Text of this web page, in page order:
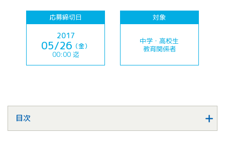
ジア太平洋
地域宇宙機
関会議）宇
宙教育 for
応募締切日
2017
05/26 （金）
00:00 迄
対象
中学・高校生
教育関係者
目次